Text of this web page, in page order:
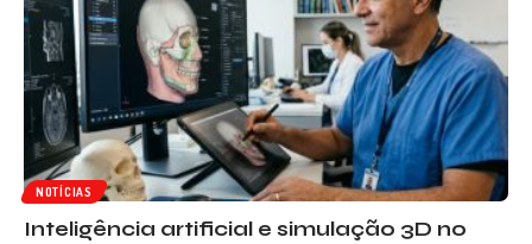
NOTÍCIAS
Inteligência artificial e simulação 3D no